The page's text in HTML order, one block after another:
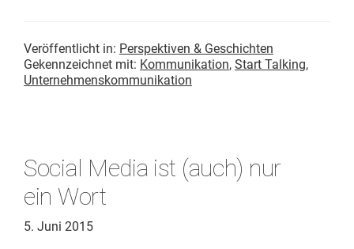
Veröffentlicht in: Perspektiven & Geschichten
Gekennzeichnet mit: Kommunikation, Start Talking,
Unternehmenskommunikation
Social Media ist (auch) nur
ein Wort
5. Juni 2015